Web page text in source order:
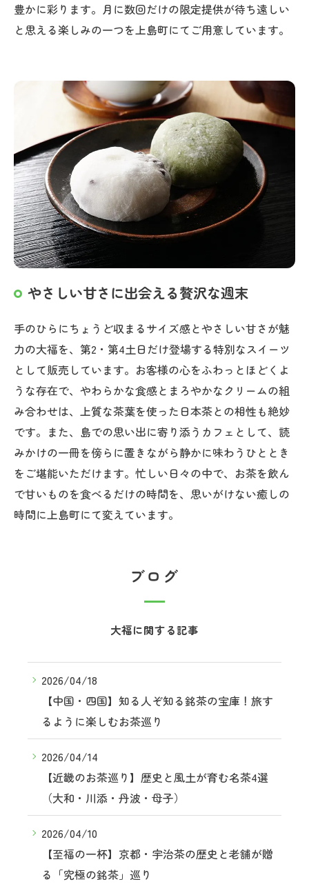
豊かに彩ります。月に数回だけの限定提供が待ち遠しい
と思える楽しみの一つを上島町にてご用意しています。
やさしい甘さに出会える贅沢な週末
手のひらにちょうど収まるサイズ感とやさしい甘さが魅
力の大福を、第2・第4土日だけ登場する特別なスイーツ
として販売しています。お客様の心をふわっとほどくよ
うな存在で、やわらかな食感とまろやかなクリームの組
み合わせは、上質な茶葉を使った日本茶との相性も絶妙
です。また、島での思い出に寄り添うカフェとして、読
みかけの一冊を傍らに置きながら静かに味わうひととき
をご堪能いただけます。忙しい日々の中で、お茶を飲ん
で甘いものを食べるだけの時間を、思いがけない癒しの
時間に上島町にて変えています。
ブログ
大福に関する記事
2026/04/18
【中国・四国】知る人ぞ知る銘茶の宝庫！旅す
るように楽しむお茶巡り
2026/04/14
【近畿のお茶巡り】歴史と風土が育む名茶4選
（大和・川添・丹波・母子）
2026/04/10
【至福の一杯】京都・宇治茶の歴史と老舗が贈
る「究極の銘茶」巡り